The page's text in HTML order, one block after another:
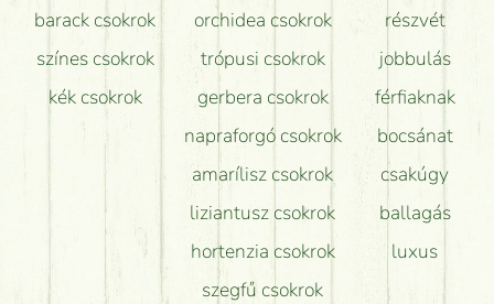
barack csokrok
színes csokrok
kék csokrok
orchidea csokrok
trópusi csokrok
gerbera csokrok
napraforgó csokrok
amarílisz csokrok
liziantusz csokrok
hortenzia csokrok
szegfű csokrok
részvét
jobbulás
férfiaknak
bocsánat
csakúgy
ballagás
luxus